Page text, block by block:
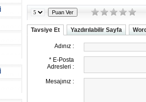
Tavsiye Et Yazdırılabilir Sayfa